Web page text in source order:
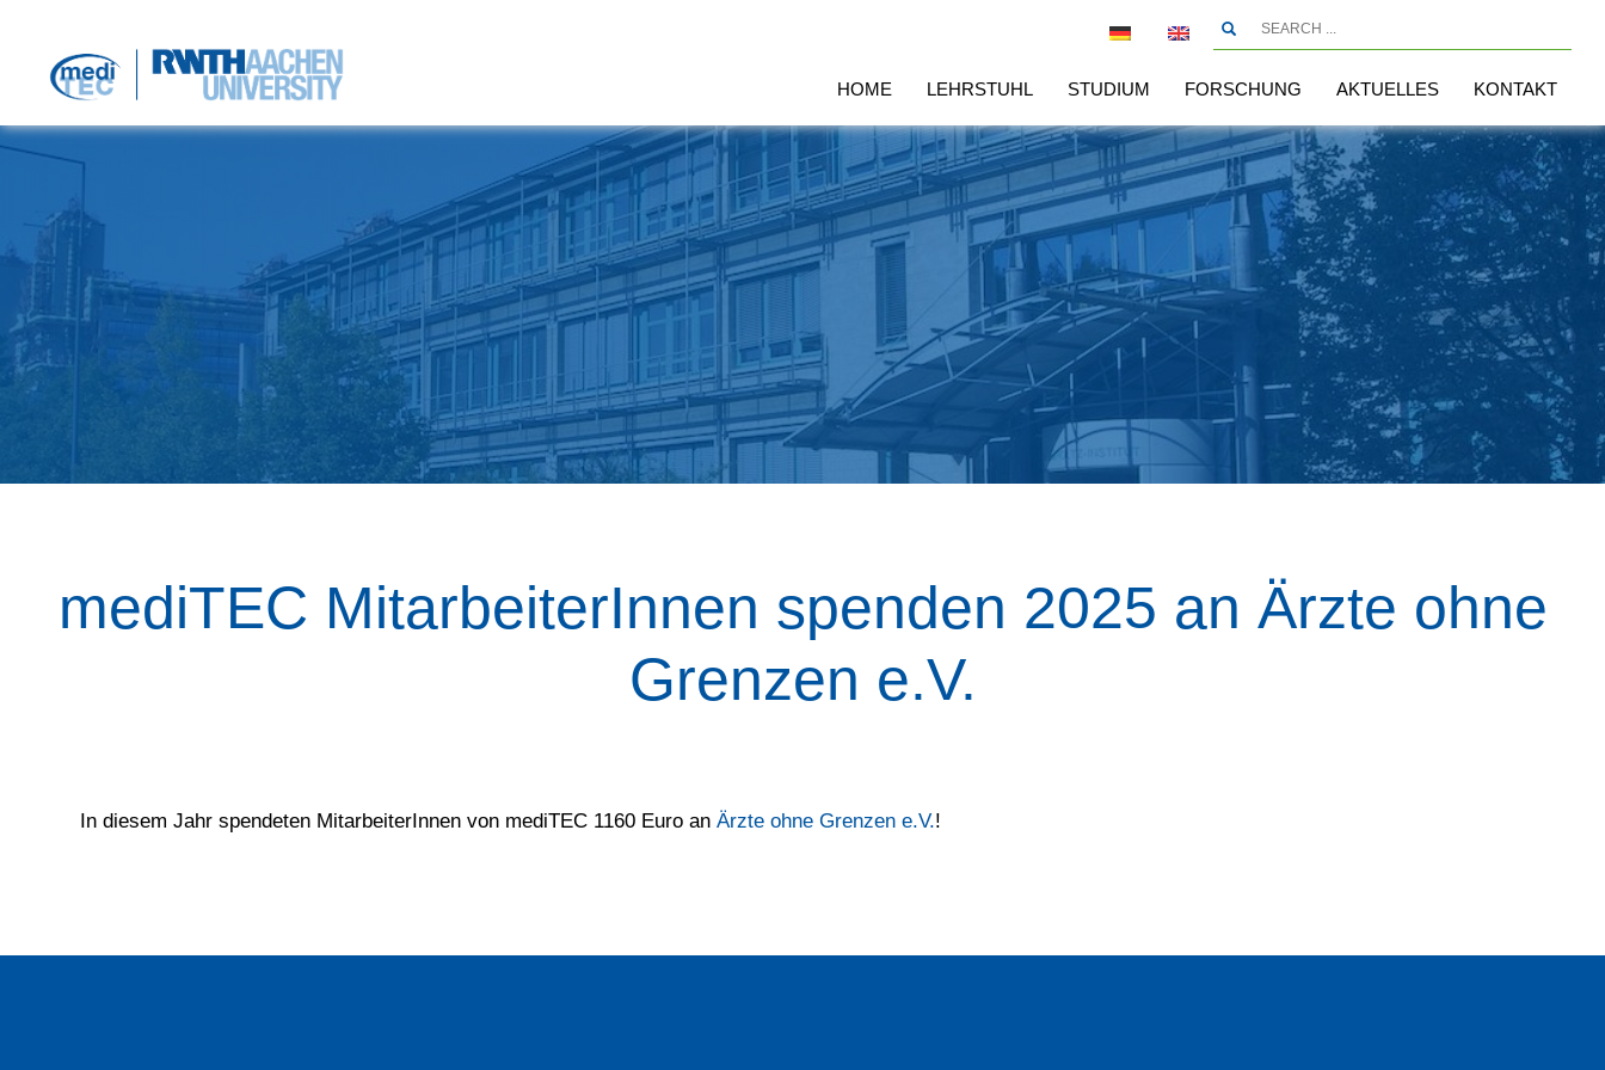
HOME LEHRSTUHL STUDIUM FORSCHUNG AKTUELLES KONTAKT
mediTEC MitarbeiterInnen spenden 2025 an Ärzte ohne
Grenzen e.V.
In diesem Jahr spendeten MitarbeiterInnen von mediTEC 1160 Euro an Ärzte ohne Grenzen e.V.!